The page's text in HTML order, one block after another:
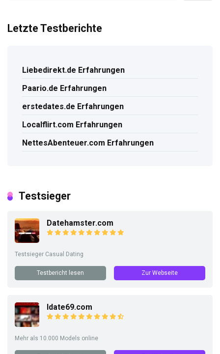
Letzte Testberichte
Liebedirekt.de Erfahrungen
Paario.de Erfahrungen
erstedates.de Erfahrungen
Localflirt.com Erfahrungen
NettesAbenteuer.com Erfahrungen
Testsieger
Datehamster.com
Testsieger Casual Dating
Testbericht lesen Zur Webseite
Idate69.com
Mehr als 10.000 Models online